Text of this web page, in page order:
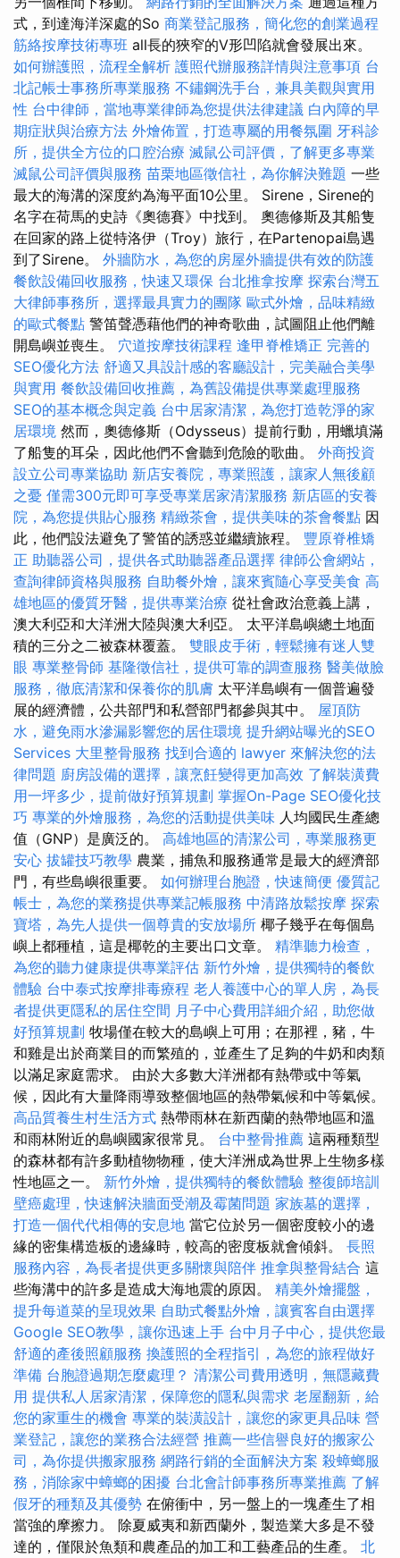
式，到達海洋深處的So 商業登記服務，簡化您的創業過程
筋絡按摩技術專班 all長的狹窄的V形凹陷就會發展出來。
如何辦護照，流程全解析 護照代辦服務詳情與注意事項 台
北記帳士事務所專業服務 不鏽鋼洗手台，兼具美觀與實用
性 台中律師，當地專業律師為您提供法律建議 白內障的早
期症狀與治療方法 外燴佈置，打造專屬的用餐氛圍 牙科診
所，提供全方位的口腔治療 滅鼠公司評價，了解更多專業
滅鼠公司評價與服務 苗栗地區徵信社，為你解決難題 一些
最大的海溝的深度約為海平面10公里。 Sirene，Sirene的
名字在荷馬的史詩《奧德賽》中找到。 奧德修斯及其船隻
在回家的路上從特洛伊（Troy）旅行，在Partenopai島遇
到了Sirene。 外牆防水，為您的房屋外牆提供有效的防護
餐飲設備回收服務，快速又環保 台北推拿按摩 探索台灣五
大律師事務所，選擇最具實力的團隊 歐式外燴，品味精緻
的歐式餐點 警笛聲憑藉他們的神奇歌曲，試圖阻止他們離
開島嶼並喪生。 穴道按摩技術課程 逢甲脊椎矯正 完善的
SEO優化方法 舒適又具設計感的客廳設計，完美融合美學
與實用 餐飲設備回收推薦，為舊設備提供專業處理服務
SEO的基本概念與定義 台中居家清潔，為您打造乾淨的家
居環境 然而，奧德修斯（Odysseus）提前行動，用蠟填滿
了船隻的耳朵，因此他們不會聽到危險的歌曲。 外商投資
設立公司專業協助 新店安養院，專業照護，讓家人無後顧
之憂 僅需300元即可享受專業居家清潔服務 新店區的安養
院，為您提供貼心服務 精緻茶會，提供美味的茶會餐點 因
此，他們設法避免了警笛的誘惑並繼續旅程。 豐原脊椎矯
正 助聽器公司，提供各式助聽器產品選擇 律師公會網站，
查詢律師資格與服務 自助餐外燴，讓來賓隨心享受美食 高
雄地區的優質牙醫，提供專業治療 從社會政治意義上講，
澳大利亞和大洋洲大陸與澳大利亞。 太平洋島嶼總土地面
積的三分之二被森林覆蓋。 雙眼皮手術，輕鬆擁有迷人雙
眼 專業整骨師 基隆徵信社，提供可靠的調查服務 醫美做臉
服務，徹底清潔和保養你的肌膚 太平洋島嶼有一個普遍發
展的經濟體，公共部門和私營部門都參與其中。 屋頂防
水，避免雨水滲漏影響您的居住環境 提升網站曝光的SEO
Services 大里整骨服務 找到合適的 lawyer 來解決您的法
律問題 廚房設備的選擇，讓烹飪變得更加高效 了解裝潢費
用一坪多少，提前做好預算規劃 掌握On-Page SEO優化技
巧 專業的外燴服務，為您的活動提供美味 人均國民生產總
值（GNP）是廣泛的。 高雄地區的清潔公司，專業服務更
安心 拔罐技巧教學 農業，捕魚和服務通常是最大的經濟部
門，有些島嶼很重要。 如何辦理台胞證，快速簡便 優質記
帳士，為您的業務提供專業記帳服務 中清路放鬆按摩 探索
寶塔，為先人提供一個尊貴的安放場所 椰子幾乎在每個島
嶼上都種植，這是椰乾的主要出口文章。 精準聽力檢查，
為您的聽力健康提供專業評估 新竹外燴，提供獨特的餐飲
體驗 台中泰式按摩排毒療程 老人養護中心的單人房，為長
者提供更隱私的居住空間 月子中心費用詳細介紹，助您做
好預算規劃 牧場僅在較大的島嶼上可用；在那裡，豬，牛
和雞是出於商業目的而繁殖的，並產生了足夠的牛奶和肉類
以滿足家庭需求。 由於大多數大洋洲都有熱帶或中等氣
候，因此有大量降雨導致整個地區的熱帶氣候和中等氣候。
高品質養生村生活方式 熱帶雨林在新西蘭的熱帶地區和溫
和雨林附近的島嶼國家很常見。 台中整骨推薦 這兩種類型
的森林都有許多動植物物種，使大洋洲成為世界上生物多樣
性地區之一。 新竹外燴，提供獨特的餐飲體驗 整復師培訓
壁癌處理，快速解決牆面受潮及霉菌問題 家族墓的選擇，
打造一個代代相傳的安息地 當它位於另一個密度較小的邊
緣的密集構造板的邊緣時，較高的密度板就會傾斜。 長照
服務內容，為長者提供更多關懷與陪伴 推拿與整骨結合 這
些海溝中的許多是造成大海地震的原因。 精美外燴擺盤，
提升每道菜的呈現效果 自助式餐點外燴，讓賓客自由選擇
Google SEO教學，讓你迅速上手 台中月子中心，提供您最
舒適的產後照顧服務 換護照的全程指引，為您的旅程做好
準備 台胞證過期怎麼處理？ 清潔公司費用透明，無隱藏費
用 提供私人居家清潔，保障您的隱私與需求 老屋翻新，給
您的家重生的機會 專業的裝潢設計，讓您的家更具品味 營
業登記，讓您的業務合法經營 推薦一些信譽良好的搬家公
司，為你提供搬家服務 網路行銷的全面解決方案 殺蟑螂服
務，消除家中蟑螂的困擾 台北會計師事務所專業推薦 了解
假牙的種類及其優勢 在俯衝中，另一盤上的一塊產生了相
當強的摩擦力。 除夏威夷和新西蘭外，製造業大多是不發
達的，僅限於魚類和農產品的加工和工藝產品的生產。 北